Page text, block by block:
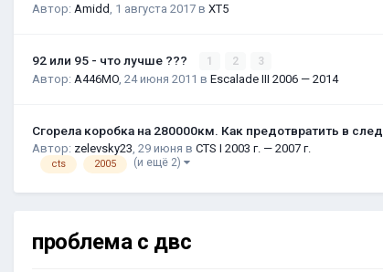
Автор: Amidd 1 августа 2017 в XT5
92 или 95 - что лучше ??? 1 2 3
Автор: A446MO 24 июня 2011 в Escalade III 2006 — 2014
Сгорела коробка на 280000км. Как предотвратить в
Автор: zelevsky23 29 июня в CTS I 2003 г. — 2007 г.
cts 2005 (и ещё 2)
проблема с двс